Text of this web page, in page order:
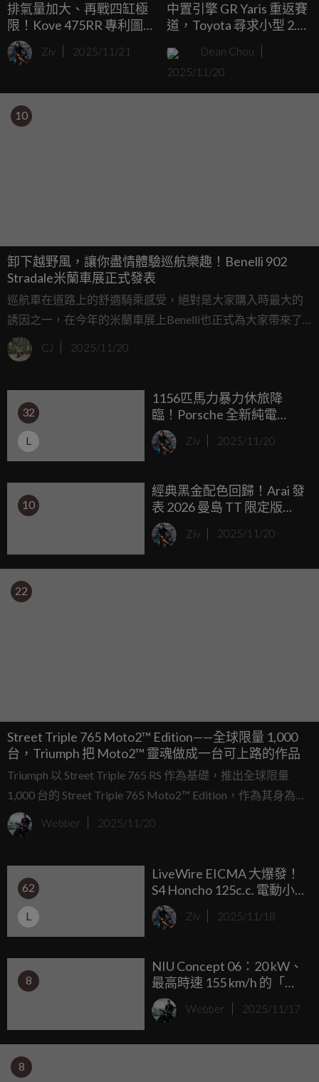
排氣量加大、再戰四缸極
限！Kove 475RR 專利圖
曝光，同場加映單搖臂
250RRZiv 2025/11/21
中置引擎 GR Yaris 重返賽
道，Toyota 尋求小型 2.0
Dean Chou
2025/11/20
10
卸下越野風，讓你盡情體驗巡航樂趣！Benelli 902
Stradale米蘭車展正式發表
巡航車在道路上的舒適騎乘感受，絕對是大家購入時最大的
誘因之一，在今年的米蘭車展上Benelli也正式為大家帶來了
全新的TRK 902 Stradale，具備著強烈運動感的外觀設計之
下，雖然動力些微的調整，但換來的是更平易近人的價格！
CJ 2025/11/20
32
L
1156匹馬力暴力休旅降
臨！Porsche 全新純電
Cayenne 正式發表，零百
加速 2.5 秒虐殺超跑，台灣
Ziv 2025/11/20
10
經典黑金配色回歸！Arai 發
表 2026 曼島 TT 限定版
RX-7V Evo，2026年五月準
備手刀搶購
Ziv 2025/11/20
22
Street Triple 765 Moto2™ Edition——全球限量 1,000
台，Triumph 把 Moto2™ 靈魂做成一台可上路的作品
Triumph 以 Street Triple 765 RS 作為基礎，推出全球限量
1,000 台的 Street Triple 765 Moto2™ Edition，作為其身為
Moto2™ 世界錦標賽獨家引擎供應商的紀念之作。這款限量
車型不僅承接賽事技術，同時也以獨特的造型語彙與材料運
藏價值的２頂級作品。
Webber 2025/11/20
62
L
LiveWire EICMA 大爆發！
S4 Honcho 125c.c. 電動小
鋼砲、S2 大羊與「10分鐘
快充」性能王 S2 Corsa 規
Ziv 2025/11/18
8
NIU Concept 06：20 kW、
最高時速 155 km/h 的「超
級電動大羊」在 EICMA 震
撼亮相Webber 2025/11/17
8